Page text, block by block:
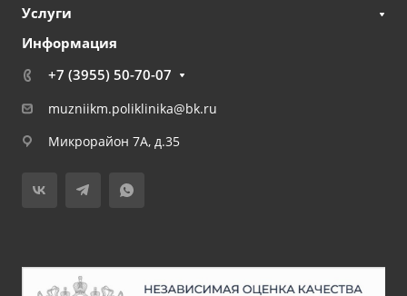
Услуги
Информация
+7 (3955) 50-70-07
muzniikm.poliklinika@bk.ru
Микрорайон 7А, д.35